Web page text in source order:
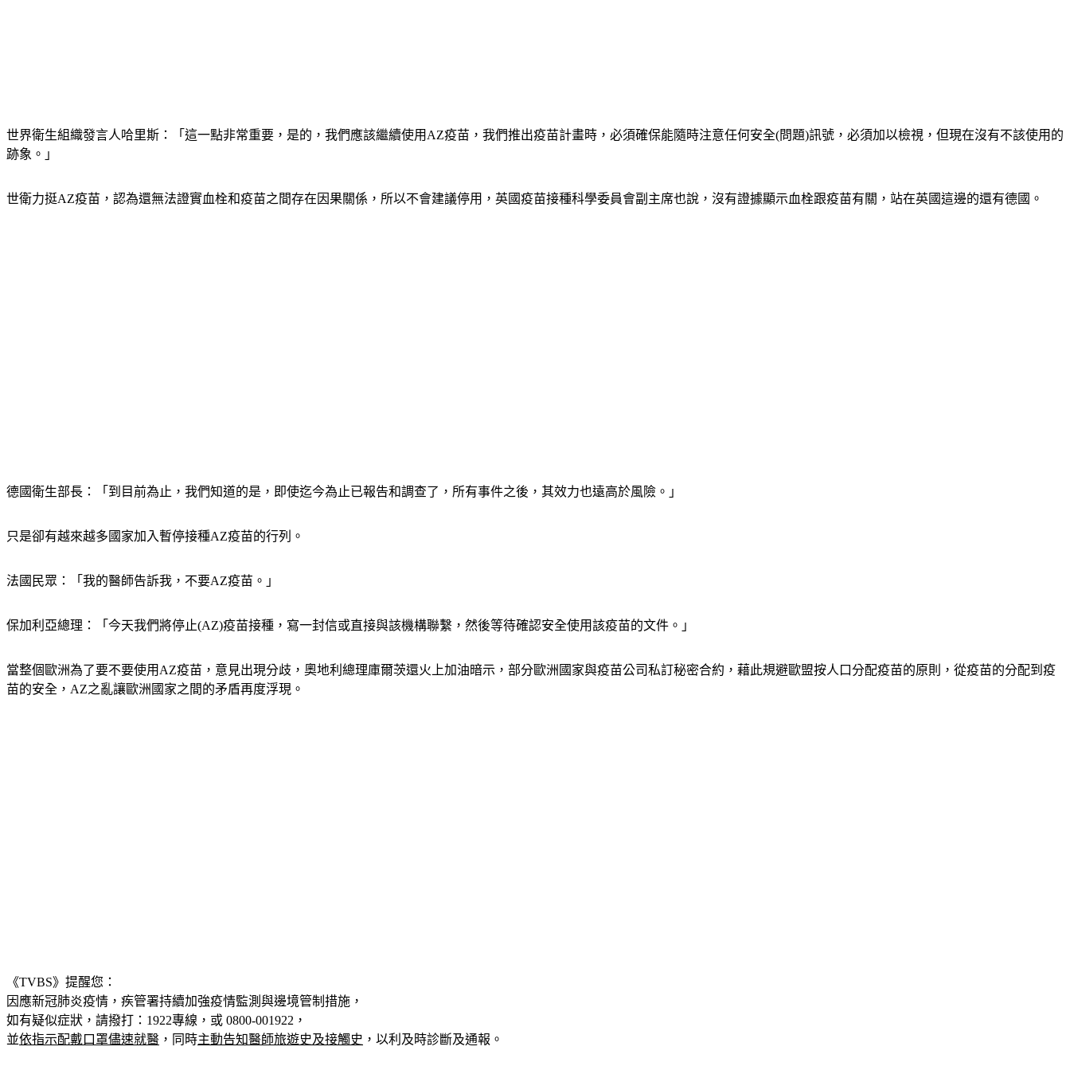
世界衛生組織發言人哈里斯：「這一點非常重要，是的，我們應該繼續使用AZ疫苗，我們推出疫苗計畫時，必須確保能隨時注意任何安全(問題)訊號，必須加以檢視，但現在沒有不該使用的
跡象。」
世衛力挺AZ疫苗，認為還無法證實血栓和疫苗之間存在因果關係，所以不會建議停用，英國疫苗接種科學委員會副主席也說，沒有證據顯示血栓跟疫苗有關，站在英國這邊的還有德國。
德國衛生部長：「到目前為止，我們知道的是，即使迄今為止已報告和調查了，所有事件之後，其效力也遠高於風險。」
只是卻有越來越多國家加入暫停接種AZ疫苗的行列。
法國民眾：「我的醫師告訴我，不要AZ疫苗。」
保加利亞總理：「今天我們將停止(AZ)疫苗接種，寫一封信或直接與該機構聯繫，然後等待確認安全使用該疫苗的文件。」
當整個歐洲為了要不要使用AZ疫苗，意見出現分歧，奧地利總理庫爾茨還火上加油暗示，部分歐洲國家與疫苗公司私訂秘密合約，藉此規避歐盟按人口分配疫苗的原則，從疫苗的分配到疫
苗的安全，AZ之亂讓歐洲國家之間的矛盾再度浮現。
《TVBS》提醒您：
因應新冠肺炎疫情，疾管署持續加強疫情監測與邊境管制措施，
如有疑似症狀，請撥打：1922專線，或 0800-001922，
並依指示配戴口罩儘速就醫 ，同時主動告知醫師旅遊史及接觸史 ，以利及時診斷及通報。